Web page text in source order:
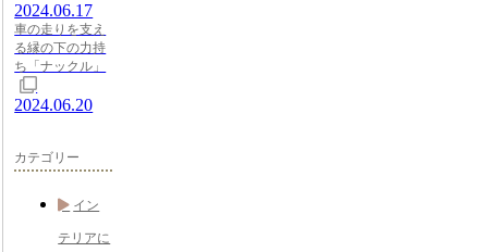
2024.06.17
車の走りを支え
る縁の下の力持
ち「ナックル」
2024.06.20
カテゴリー
イン
テリアに